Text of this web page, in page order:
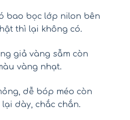
bao bọc lớp nilon bên
thì lại không có.
giả vàng sẫm còn
vàng nhạt.
dễ bóp méo còn
dày, chắc chắn.